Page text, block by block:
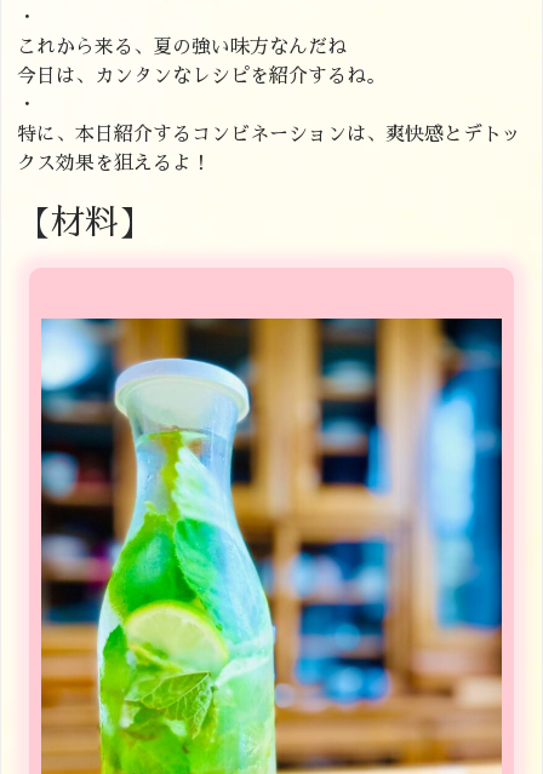
・
これから来る、夏の強い味方なんだね
今日は、カンタンなレシピを紹介するね。
・
特に、本日紹介するコンビネーションは、爽快感とデトッ
クス効果を狙えるよ！
【材料】